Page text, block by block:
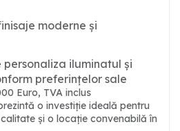
moderne și
iluminatul și
preferințelor sale
Euro, TVA inclus
o investiție ideală pentru
și o locație convenabilă în